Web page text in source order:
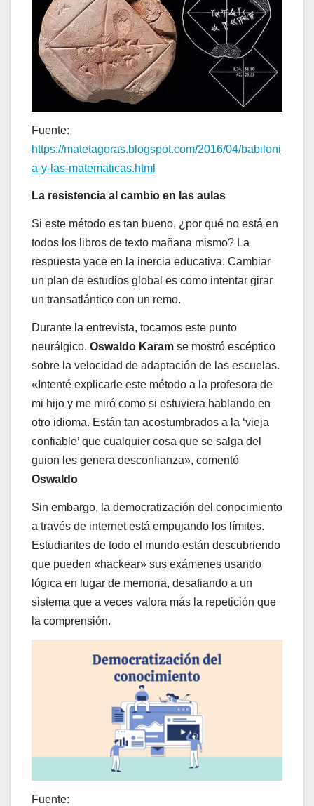
Fuente:
https://matetagoras.blogspot.com/2016/04/babiloni
a-y-las-matematicas.html
La resistencia al cambio en las aulas
Si este método es tan bueno, ¿por qué no está en
todos los libros de texto mañana mismo? La
respuesta yace en la inercia educativa. Cambiar
un plan de estudios global es como intentar girar
un transatlántico con un remo.
Durante la entrevista, tocamos este punto
neurálgico. Oswaldo Karam se mostró escéptico
sobre la velocidad de adaptación de las escuelas.
«Intenté explicarle este método a la profesora de
mi hijo y me miró como si estuviera hablando en
otro idioma. Están tan acostumbrados a la ‘vieja
confiable’ que cualquier cosa que se salga del
guion les genera desconfianza», comentó
Oswaldo
Sin embargo, la democratización del conocimiento
a través de internet está empujando los límites.
Estudiantes de todo el mundo están descubriendo
que pueden «hackear» sus exámenes usando
lógica en lugar de memoria, desafiando a un
sistema que a veces valora más la repetición que
la comprensión.
Fuente: